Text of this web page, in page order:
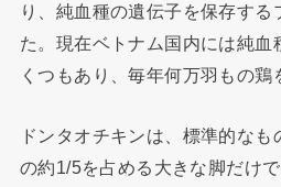
り、純血種の遺伝子を保存する
た。現在ベトナム国内には純血
くつもあり、毎年何万羽もの鶏
ドンタオチキンは、標準的な
の約1/5を占める大きな脚だけ